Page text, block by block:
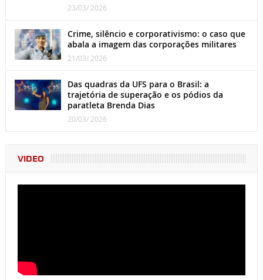
23/03/ 2026
Crime, silêncio e corporativismo: o caso que
abala a imagem das corporações militares
21/03/ 2026
Das quadras da UFS para o Brasil: a
trajetória de superação e os pódios da
paratleta Brenda Dias
20/03/ 2026
VIDEO